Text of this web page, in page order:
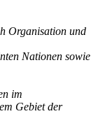
Organisation und
Nationen sowie
im
Gebiet der